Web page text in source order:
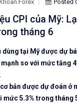
Forex Posted
CPI của Mỹ:
tháng 6
dùng tại Mỹ được dự
so với mức tăng
bản được dự đoán ở
mức 5.3% trong tháng